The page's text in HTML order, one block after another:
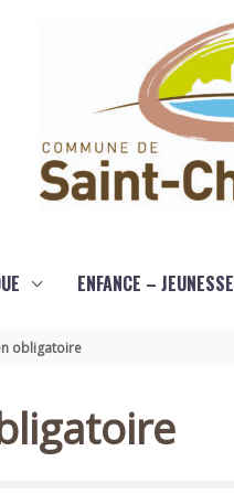
ENFANCE – JEUNESSE
obligatoire